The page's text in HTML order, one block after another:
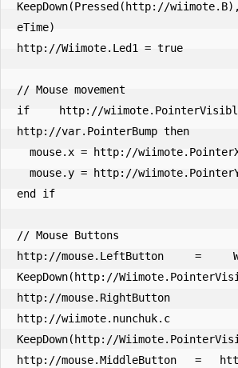
KeepDown(Pressed(http://
eTime)
http://Wiimote.Led1 = true
// Mouse movement
if http://
http://var.PointerBump then
end if
// Mouse Buttons
http://mouse.LeftButton =
KeepDown(http://
http://
http://
KeepDown(http://
http://mouse.MiddleButton =